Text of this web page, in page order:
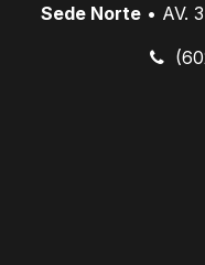
Sede Norte • AV.